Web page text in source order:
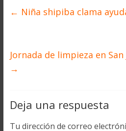
← Niña shipiba clama
Jornada de limpieza en
→
Deja una respuesta
Tu dirección de correo